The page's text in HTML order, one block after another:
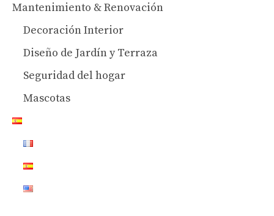
Mantenimiento & Renovación
Decoración Interior
Diseño de Jardín y Terraza
Seguridad del hogar
Mascotas